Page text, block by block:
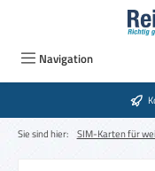
Zum Hauptinhalt springen
Navigation
Sie sind hier: SIM-Karten für